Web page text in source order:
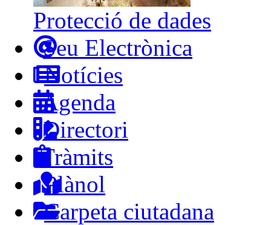
Protecció de dades
Seu Electrònica
Notícies
Agenda
Directori
Tràmits
Plànol
Carpeta ciutadana